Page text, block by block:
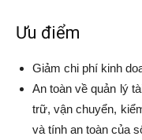
Ưu điểm
Giảm chi phí kinh
An toàn về quản lý
trữ, vận chuyển,
và tính an toàn của